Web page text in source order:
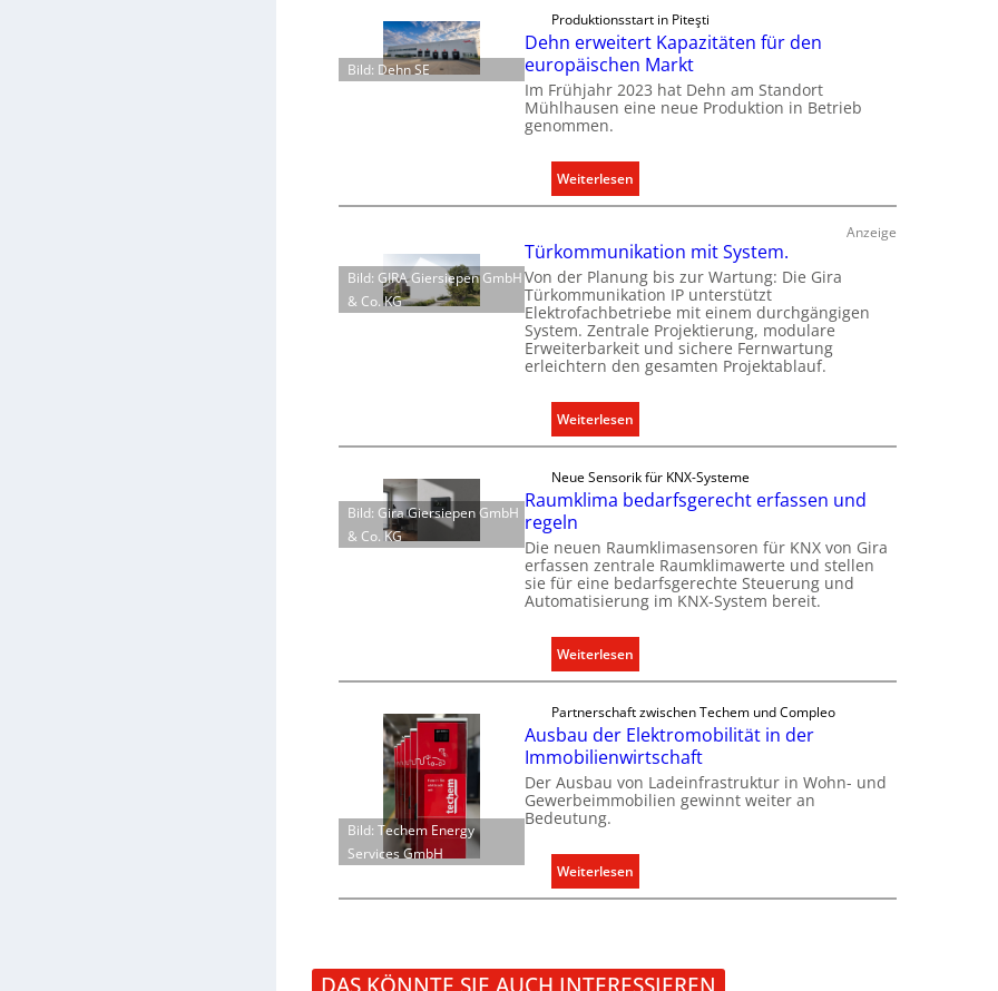
n
C
l
i
r
l
l
e
U
n
t
r
g
r
ü
n
e
Bild: Dehn SE
Produktionsstart in Piteşti
Dehn erweitert Kapazitäten für den
europäischen Markt
Im Frühjahr 2023 hat Dehn am Standort
Mühlhausen eine neue Produktion in Betrieb
genommen.
Weiterlesen:
D
h
n
e
r
w
e
e
t
K
p
a
z
ä
e
n
f
ü
r
e
n
e
o
Anzeige
Bild: GIRA Giersiepen GmbH
& Co. KG
Türkommunikation mit System.
Von der Planung bis zur Wartung: Die Gira
Türkommunikation IP unterstützt
Elektrofachbetriebe mit einem durchgängigen
System. Zentrale Projektierung, modulare
Erweiterbarkeit und sichere Fernwartung
erleichtern den gesamten Projektablauf.
Weiterlesen:
T
r
k
m
m
u
i
k
t
i
o
n
S
e
Bild: Gira Giersiepen GmbH
& Co. KG
Neue Sensorik für KNX-Systeme
Raumklima bedarfsgerecht erfassen und
regeln
Die neuen Raumklimasensoren für KNX von Gira
erfassen zentrale Raumklimawerte und stellen
sie für eine bedarfsgerechte Steuerung und
Automatisierung im KNX-System bereit.
Weiterlesen:
R
u
m
k
l
b
r
Bild: Techem Energy
Services GmbH
Partnerschaft zwischen Techem und Compleo
Ausbau der Elektromobilität in der
Immobilienwirtschaft
Der Ausbau von Ladeinfrastruktur in Wohn- und
Gewerbeimmobilien gewinnt weiter an
Bedeutung.
Weiterlesen:
A
a
DAS KÖNNTE SIE AUCH INTERESSIEREN